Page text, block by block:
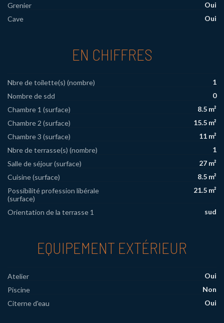
Grenier
Oui
Cave
Oui
EN CHIFFRES
Nbre de toilette(s) (nombre)
1
Nombre de sdd
0
Chambre 1 (surface)
8.5 m²
Chambre 2 (surface)
15.5 m²
Chambre 3 (surface)
11 m²
Nbre de terrasse(s) (nombre)
1
Salle de séjour (surface)
27 m²
Cuisine (surface)
8.5 m²
Possibilité profession libérale
(surface)
21.5 m²
Orientation de la terrasse 1 sud
EQUIPEMENT EXTÉRIEUR
Atelier
Oui
Piscine
Non
Citerne d'eau
Oui